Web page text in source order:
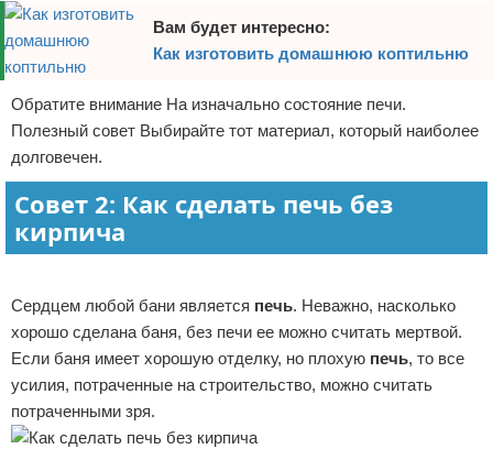
Вам будет интересно:
Как изготовить домашнюю коптильню
Обратите внимание На изначально состояние печи.
Полезный совет Выбирайте тот материал, который наиболее
долговечен.
Совет 2: Как сделать печь без
кирпича
Сердцем любой бани является печь. Неважно, насколько
хорошо сделана баня, без печи ее можно считать мертвой.
Если баня имеет хорошую отделку, но плохую печь, то все
усилия, потраченные на строительство, можно считать
потраченными зря.